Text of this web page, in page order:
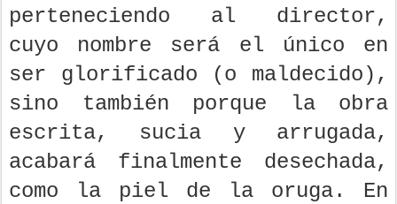
perteneciendo al director,
cuyo nombre será el único en
ser glorificado (o maldecido),
sino también porque la obra
escrita, sucia y arrugada,
acabará finalmente desechada,
como la piel de la oruga. En